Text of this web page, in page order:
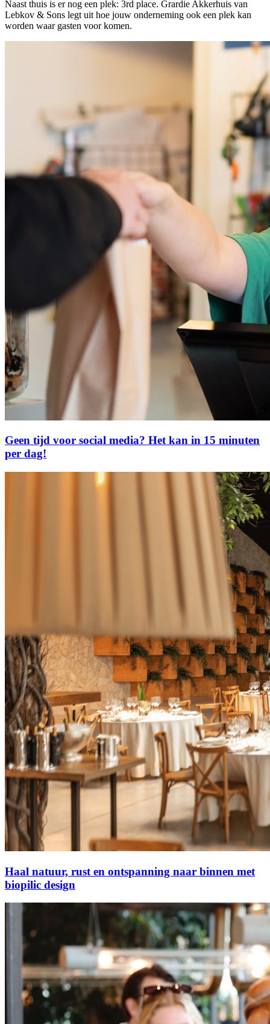
Naast thuis is er nog een plek: 3rd place. Grardie Akkerhuis van
Lebkov & Sons legt uit hoe jouw onderneming ook een plek kan
worden waar gasten voor komen.
Geen tijd voor social media? Het kan in 15 minuten
per dag!
Haal natuur, rust en ontspanning naar binnen met
biopilic design